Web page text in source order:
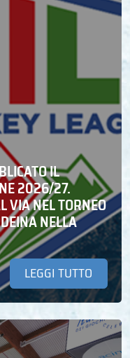
IL
2026/27.
VIA NEL TORNEO
NELLA
LEGGI TUTTO